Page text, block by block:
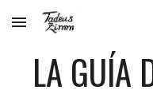
Skip to main content
LA GUÍA